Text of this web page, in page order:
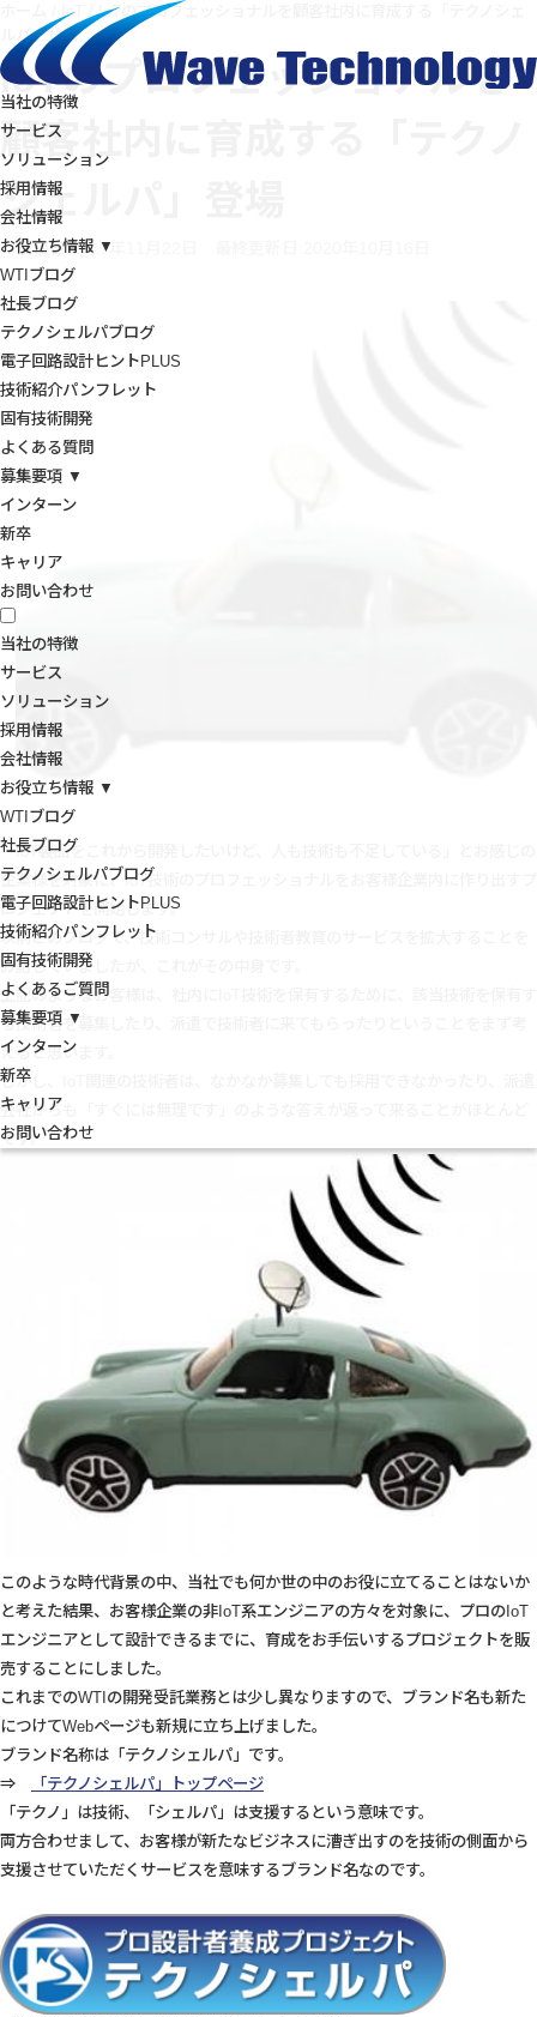
当社の特徴
サービス
ソリューション
採用情報
会社情報
お役立ち情報 ▼
WTIブログ
社長ブログ
テクノシェルパブログ
電子回路設計ヒントPLUS
技術紹介パンフレット
固有技術開発
よくある質問
募集要項 ▼
インターン
新卒
キャリア
お問い合わせ
当社の特徴
サービス
ソリューション
採用情報
会社情報
お役立ち情報 ▼
WTIブログ
社長ブログ
テクノシェルパブログ
電子回路設計ヒントPLUS
技術紹介パンフレット
固有技術開発
よくあるご質問
募集要項 ▼
インターン
新卒
キャリア
お問い合わせ
IoT / IoTのプロフェッショナルを顧客社内に育成する「テクノシェ
ルパ」登場
IoTのプロフェッショナルを
顧客社内に育成する「テクノ
シェルパ」登場
投稿日:2017年11月22日
「IoT製品をこれから開発したいけど、人も技術も不足している」とお感じの
企業様を対象に、IoT技術のプロフェッショナルをお客様企業内に作り出すプ
ロジェクトを開始します。
以前このブログで、技術コンサルや技術者教育のサービスを拡大することを
お話していましたが、これがその中身です。
上記のようなお客様は、社内にIoT技術を保有するために、該当技術を保有す
る技術者を募集したり、派遣で技術者に来てもらったりということをまず考
えると思います。
しかし、IoT関連の技術者は、なかなか募集しても採用できなかったり、派遣
会社からも「すぐには無理です」のような答えが返って来ることがほとんど
です。
このような時代背景の中、当社でも何か世の中のお役に立てることはないか
と考えた結果、お客様企業の非IoT系エンジニアの方々を対象に、プロのIoT
エンジニアとして設計できるまでに、育成をお手伝いするプロジェクトを販
売することにしました。
これまでのWTIの開発受託業務とは少し異なりますので、ブランド名も新た
につけてWebページも新規に立ち上げました。
ブランド名称は「テクノシェルパ」です。
⇒
「テクノシェルパ」トップページ
「テクノ」は技術、「シェルパ」は支援するという意味です。
両方合わせまして、お客様が新たなビジネスに漕ぎ出すのを技術の側面から
支援させていただくサービスを意味するブランド名なのです。